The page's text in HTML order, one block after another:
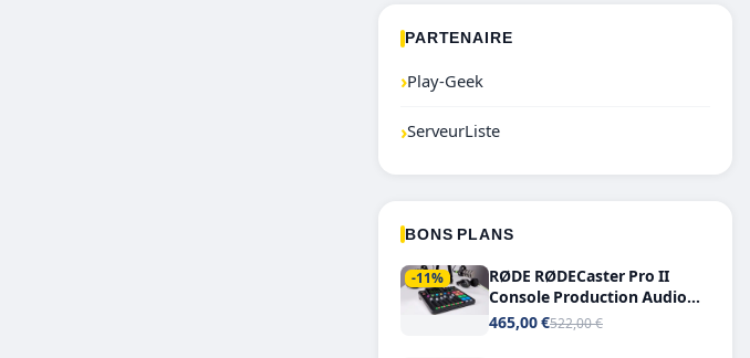
PARTENAIRE
›Play-Geek
›ServeurListe
BONS PLANS
-11%
RØDE RØDECaster Pro II
Console Production Audio
Tout-en-Un, Bluetooth et
465,00 €522,00 €